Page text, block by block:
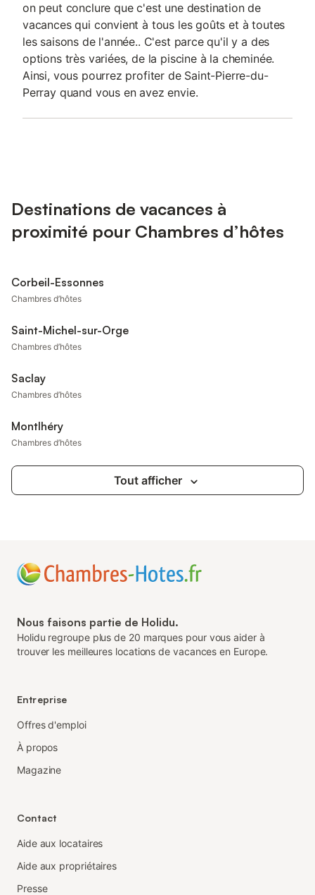
on peut conclure que c'est une destination de
vacances qui convient à tous les goûts et à toutes
les saisons de l'année.. C'est parce qu'il y a des
options très variées, de la piscine à la cheminée.
Ainsi, vous pourrez profiter de Saint-Pierre-du-
Perray quand vous en avez envie.
Destinations de vacances à
proximité pour Chambres d’hôtes
Corbeil-Essonnes
Chambres d’hôtes
Saint-Michel-sur-Orge
Chambres d’hôtes
Saclay
Chambres d’hôtes
Montlhéry
Chambres d’hôtes
Tout afficher
Nous faisons partie de Holidu.
Holidu regroupe plus de 20 marques pour vous aider à
trouver les meilleures locations de vacances en Europe.
Entreprise
Offres d'emploi
À propos
Magazine
Contact
Aide aux locataires
Aide aux propriétaires
Presse